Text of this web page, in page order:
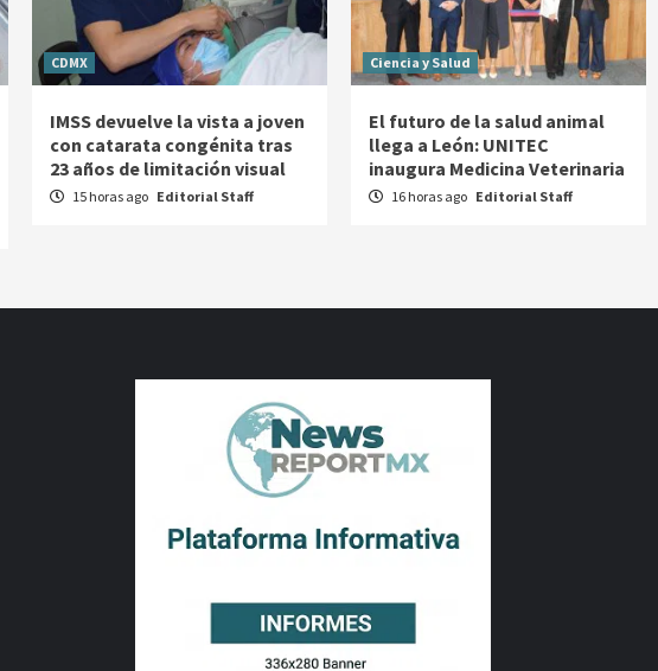
CDMX
IMSS devuelve la vista a joven
con catarata congénita tras
23 años de limitación visual
15 horas ago Editorial Staff
Ciencia y Salud
El futuro de la salud animal
llega a León: UNITEC
inaugura Medicina Veterinaria
16 horas ago Editorial Staff